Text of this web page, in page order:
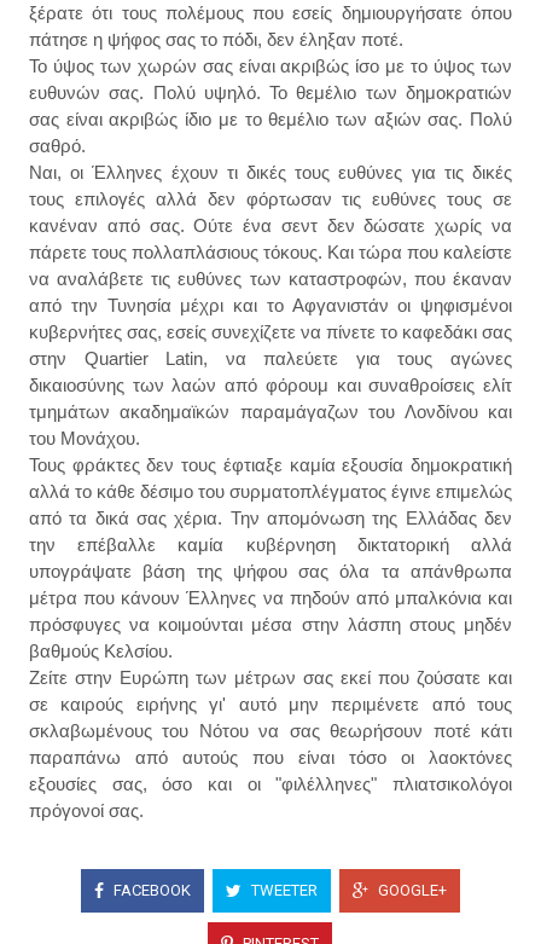
ξέρατε ότι τους πολέμους που εσείς δημιουργήσατε όπου
πάτησε η ψήφος σας το πόδι, δεν έληξαν ποτέ.
Το ύψος των χωρών σας είναι ακριβώς ίσο με το ύψος των
ευθυνών σας. Πολύ υψηλό. Το θεμέλιο των δημοκρατιών
σας είναι ακριβώς ίδιο με το θεμέλιο των αξιών σας. Πολύ
σαθρό.
Ναι, οι Έλληνες έχουν τι δικές τους ευθύνες για τις δικές
τους επιλογές αλλά δεν φόρτωσαν τις ευθύνες τους σε
κανέναν από σας. Ούτε ένα σεντ δεν δώσατε χωρίς να
πάρετε τους πολλαπλάσιους τόκους. Και τώρα που καλείστε
να αναλάβετε τις ευθύνες των καταστροφών, που έκαναν
από την Τυνησία μέχρι και το Αφγανιστάν οι ψηφισμένοι
κυβερνήτες σας, εσείς συνεχίζετε να πίνετε το καφεδάκι σας
στην Quartier Latin, να παλεύετε για τους αγώνες
δικαιοσύνης των λαών από φόρουμ και συναθροίσεις ελίτ
τμημάτων ακαδημαϊκών παραμάγαζων του Λονδίνου και
του Μονάχου.
Τους φράκτες δεν τους έφτιαξε καμία εξουσία δημοκρατική
αλλά το κάθε δέσιμο του συρματοπλέγματος έγινε επιμελώς
από τα δικά σας χέρια. Την απομόνωση της Ελλάδας δεν
την επέβαλλε καμία κυβέρνηση δικτατορική αλλά
υπογράψατε βάση της ψήφου σας όλα τα απάνθρωπα
μέτρα που κάνουν Έλληνες να πηδούν από μπαλκόνια και
πρόσφυγες να κοιμούνται μέσα στην λάσπη στους μηδέν
βαθμούς Κελσίου.
Ζείτε στην Ευρώπη των μέτρων σας εκεί που ζούσατε και
σε καιρούς ειρήνης γι' αυτό μην περιμένετε από τους
σκλαβωμένους του Νότου να σας θεωρήσουν ποτέ κάτι
παραπάνω από αυτούς που είναι τόσο οι λαοκτόνες
εξουσίες σας, όσο και οι "φιλέλληνες" πλιατσικολόγοι
πρόγονοί σας.
FACEBOOK TWEETER GOOGLE+